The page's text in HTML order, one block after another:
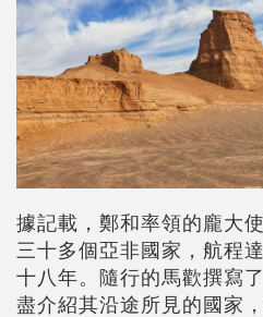
據記載，鄭和率領的龐大
三十多個亞非國家，航程
十八年。隨行的馬歡撰寫
盡介紹其沿途所見的國家